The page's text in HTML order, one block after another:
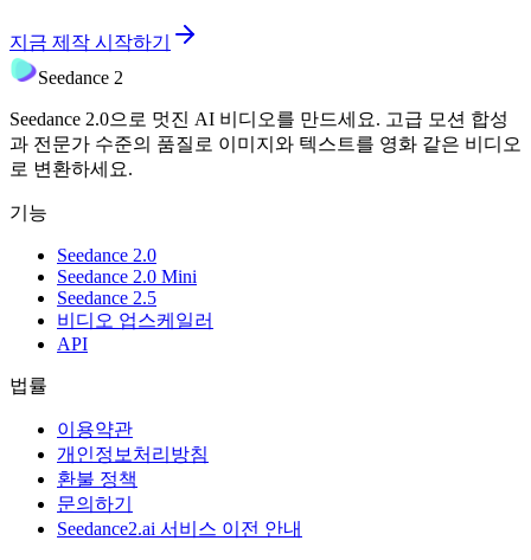
지금 제작 시작하기
Seedance 2
Seedance 2.0으로 멋진 AI 비디오를 만드세요. 고급 모션 합성
과 전문가 수준의 품질로 이미지와 텍스트를 영화 같은 비디오
로 변환하세요.
기능
Seedance 2.0
Seedance 2.0 Mini
Seedance 2.5
비디오 업스케일러
API
법률
이용약관
개인정보처리방침
환불 정책
문의하기
Seedance2.ai 서비스 이전 안내